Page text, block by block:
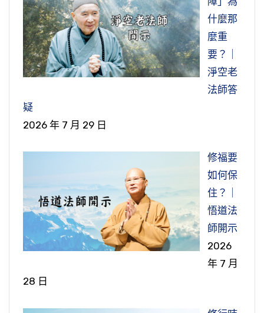
什麼那
麼重
要？｜
淨空老
法師答
疑
2026 年 7 月 29 日
修福要
如何保
住？｜
悟道法
師開示
2026
年 7 月
28 日